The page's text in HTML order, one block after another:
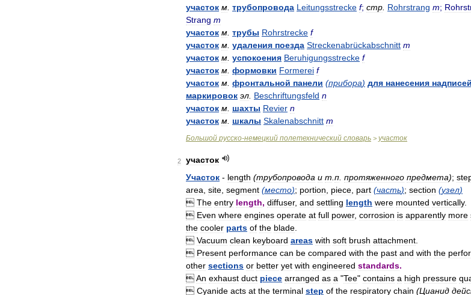
участок м трубопровода Leitungsstrecke f; стр Rohrstrang m;
Strang m
участок м трубы Rohrstrecke f
участок м удаления поезда Streckenabrückabschnitt m
участок м успокоения Beruhigungsstrecke f
участок м формовки Formerei f
участок м фронтальной панели (прибора) для нанесения надписей
маркировок эл Beschriftungsfeld n
участок м шахты Revier n
участок м шкалы Skalenabschnitt m
Большой русско-немецкий полетехнический словарь > участок
2
участок
Участок - length (трубопровода и т п протяженного предмета);
area site segment (место); portion piece part (часть); section (узел)
 The entry length, diffuser, and settling length were mounted vertically.
 Even where engines operate at full power, corrosion is apparently more
the cooler parts of the blade
 Vacuum clean keyboard areas with soft brush attachment
 Present performance can be compared with the past and with the
other sections or better yet with engineered standards.
An exhaust duct piece arranged as a "Tee" contains a high pressure
 Cyanide acts at the terminal step of the respiratory chain (Цианид